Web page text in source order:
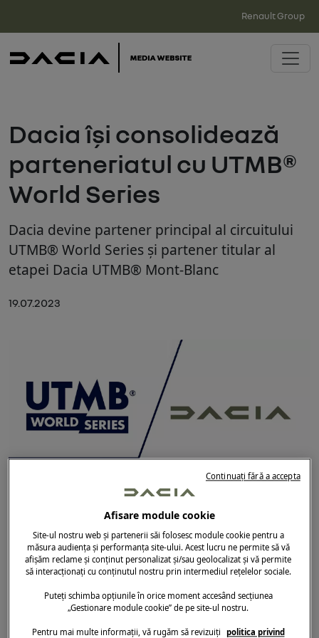
Renault Group
Dacia își consolidează
parteneriatul cu UTMB®
World Series
Dacia devine partener principal al circuitului
UTMB® World Series și partener titular al
etapei Dacia UTMB® Mont-Blanc
19.07.2023
⦁ După un prim sezon de succes în 2022,
parteneriatul se va extinde și se va consolida în
următorii 3 ani: Dacia devine partener principal
al circuitului UTMB® World Series și partener
titular al etapei Dacia UTMB® Mont-Blanc
Afisare module cookie
Site-ul nostru web și partenerii săi folosesc module cookie pentru a
măsura audiența și performanța site-ului. Acest lucru ne permite să vă
afișăm reclame și conținut personalizat și/sau geolocalizat și vă permite
să interacționați cu conținutul nostru prin intermediul rețelelor sociale.
Puteți schimba opțiunile în orice moment accesând secțiunea
„Gestionare module cookie” de pe site-ul nostru.
Pentru mai multe informații, vă rugăm să revizuiți politica privind
Continuați fără a accepta